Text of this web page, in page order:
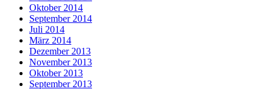
Oktober 2014
September 2014
Juli 2014
März 2014
Dezember 2013
November 2013
Oktober 2013
September 2013